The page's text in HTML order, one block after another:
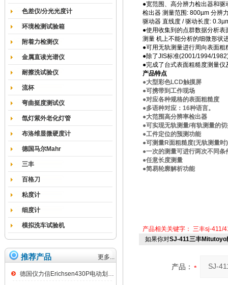
色差仪/分光光度计
环境检测试验箱
附着力检测仪
金属直读光谱仪
耐擦洗试验仪
流杯
弯曲挺度测试仪
氙灯紫外老化灯管
布洛维显微硬度计
德国马尔Mahr
三丰
百格刀
粘度计
细度计
模拟洗车试验机
推荐产品 更多...
德国仪力信Erichsen430P电动划格试验仪
●宽范围、高分辨力检出器和
检出器 测量范围: 800µm 分辨
驱动器 直线度 / 驱动长度:
●使用收集到的点群数据分析
测量 机上不能分析的细微形状
●可用无轨测量进行周向表面
●除了JIS标准(2001/1994/
●完成了台式表面粗糙度测量
产品特点
●大型彩色LCD触摸屏
●可携带到工作现场
●对应各种规格的表面粗糙度
●多语种对应：16种语言。
●大范围高分辨率检出器
●可实现无轨测量/有轨测量的切
●工件定位的预测功能
●可测量R面粗糙度(无轨测量时)
●一次的测量可进行两次不同条
●任意长度测量
●简易轮廓解析功能
产品相关关键字： 三丰sj-411/
如果你对SJ-411三丰Mitutoyo
产品：